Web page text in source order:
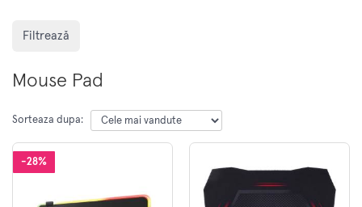
Filtrează
Mouse Pad
Sorteaza dupa:
-28%